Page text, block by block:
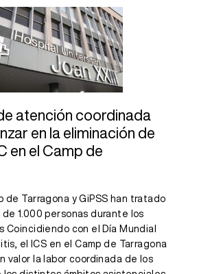
coordinada
permite
avanzar en la
eliminación de
la hepatitis C
en el Camp de
Tarragona
atención coordinada
en la eliminación de
en el Camp de
de Tarragona y GiPSS han tratado
1.000 personas durante los
Coincidiendo con el Día Mundial
el ICS en el Camp de Tarragona
valor la labor coordinada de los